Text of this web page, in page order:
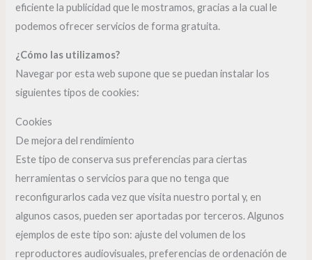
eficiente la publicidad que le mostramos, gracias a la cual le
podemos ofrecer servicios de forma gratuita.
¿Cómo las utilizamos?
Navegar por esta web supone que se puedan instalar los
siguientes tipos de cookies:
Cookies
De mejora del rendimiento
Este tipo de conserva sus preferencias para ciertas
herramientas o servicios para que no tenga que
reconfigurarlos cada vez que visita nuestro portal y, en
algunos casos, pueden ser aportadas por terceros. Algunos
ejemplos de este tipo son: ajuste del volumen de los
reproductores audiovisuales, preferencias de ordenación de